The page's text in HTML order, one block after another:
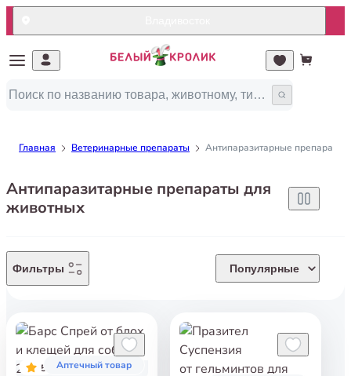
Главная Ветеринарные препараты Антипаразитарные препараты
Антипаразитарные препараты для
животных
Фильтры Популярные
5 Аптечный товар